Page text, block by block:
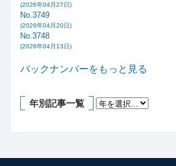
(2026年04月27日)
No.3749
(2026年04月20日)
No.3748
(2026年04月13日)
バックナンバーをもっと見る
年別記事一覧